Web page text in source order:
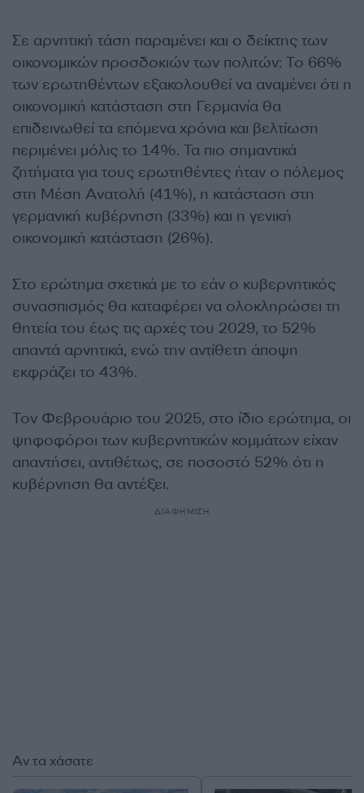
Σε αρνητική τάση παραμένει και ο δείκτης των
οικονομικών προσδοκιών των πολιτών: Το 66%
των ερωτηθέντων εξακολουθεί να αναμένει ότι η
οικονομική κατάσταση στη Γερμανία θα
επιδεινωθεί τα επόμενα χρόνια και βελτίωση
περιμένει μόλις το 14%. Τα πιο σημαντικά
ζητήματα για τους ερωτηθέντες ήταν ο πόλεμος
στη Μέση Ανατολή (41%), η κατάσταση στη
γερμανική κυβέρνηση (33%) και η γενική
οικονομική κατάσταση (26%).
Στο ερώτημα σχετικά με το εάν ο κυβερνητικός
συνασπισμός θα καταφέρει να ολοκληρώσει τη
θητεία του έως τις αρχές του 2029, το 52%
απαντά αρνητικά, ενώ την αντίθετη άποψη
εκφράζει το 43%.
Τον Φεβρουάριο του 2025, στο ίδιο ερώτημα, οι
ψηφοφόροι των κυβερνητικών κομμάτων είχαν
απαντήσει, αντιθέτως, σε ποσοστό 52% ότι η
κυβέρνηση θα αντέξει.
ΔΙΑΦΗΜΙΣΗ
Αν τα χάσατε